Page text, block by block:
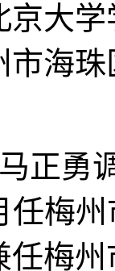
京大
海
勇
任梅
任梅